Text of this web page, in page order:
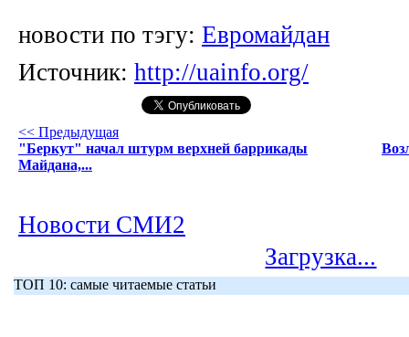
новости по тэгу: Евромайдан
Источник: http://uainfo.org/
<< Предыдущая
"Беркут" начал штурм верхней баррикады
Майдана,...
Новости СМИ2
Загрузка...
ТОП 10: самые читаемые статьи